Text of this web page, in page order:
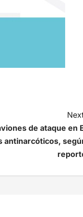
de ataque en
antinarcóticos,